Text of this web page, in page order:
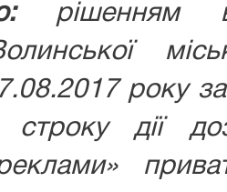
рішенням
року
строку дії